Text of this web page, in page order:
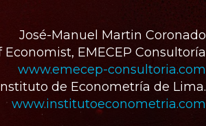
José-Manuel Martin Coronado
Economist, EMECEP Consultoría
www.emecep-consultoria.com
de Econometría de Lima.
www.institutoeconometria.com